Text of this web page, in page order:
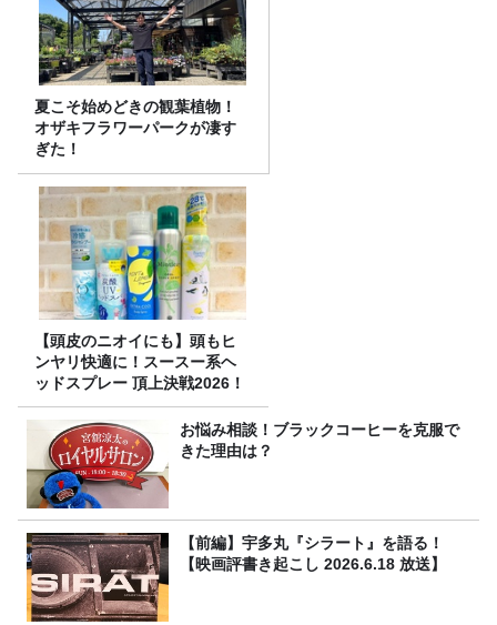
夏こそ始めどきの観葉植物！
オザキフラワーパークが凄す
ぎた！
【頭皮のニオイにも】頭もヒ
ンヤリ快適に！スースー系ヘ
ッドスプレー 頂上決戦2026！
お悩み相談！ブラックコーヒーを克服で
きた理由は？
【前編】宇多丸『シラート』を語る！
【映画評書き起こし 2026.6.18 放送】